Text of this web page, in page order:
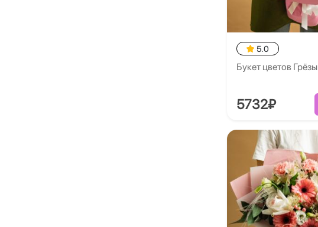
5.0
Букет цветов Грёзы
5732₽